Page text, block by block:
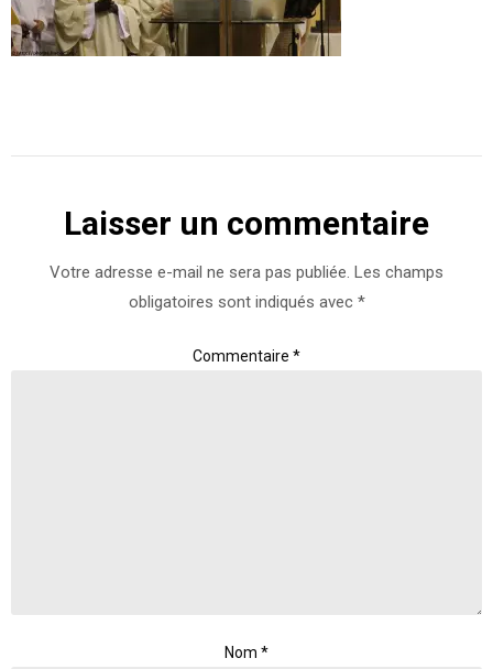
Laisser un commentaire
Votre adresse e-mail ne sera pas publiée. Les champs
obligatoires sont indiqués avec *
Commentaire *
Nom *